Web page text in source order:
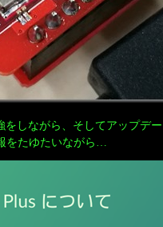
をしながら、そしてアップデ
をたゆたいながら…